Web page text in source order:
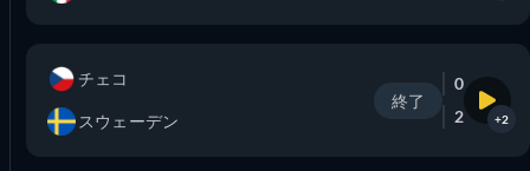
チェコ
スウェーデン
終了
0
2
+2